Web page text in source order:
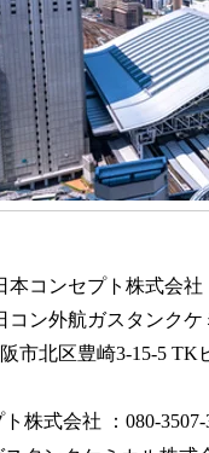
ンセプト株式会社
ガスタンクケミ
北区豊崎3-15-5 TK
式会社 ：080-3507-